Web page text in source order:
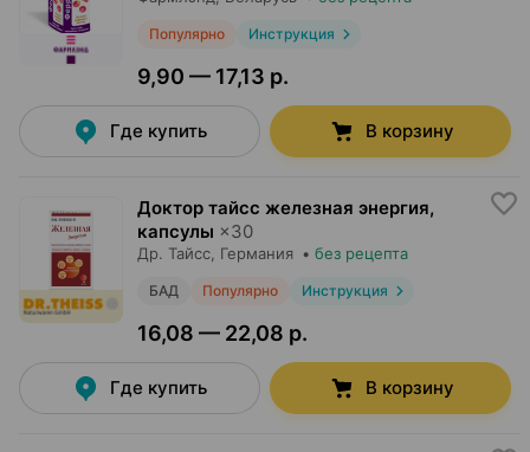
Популярно Инструкция
9,90 — 17,13 р.
Где купить В корзину
Доктор тайсс железная энергия,
капсулы ×30
Др. Тайсс , Германия • без рецепта
БАД Популярно Инструкция
16,08 — 22,08 р.
Где купить В корзину